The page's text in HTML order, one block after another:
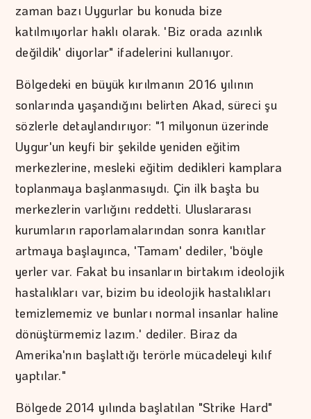
zaman bazı Uygurlar bu konuda bize
katılmıyorlar haklı olarak. 'Biz orada azınlık
değildik' diyorlar" ifadelerini kullanıyor.
Bölgedeki en büyük kırılmanın 2016 yılının
sonlarında yaşandığını belirten Akad, süreci şu
sözlerle detaylandırıyor: "1 milyonun üzerinde
Uygur'un keyfi bir şekilde yeniden eğitim
merkezlerine, mesleki eğitim dedikleri kamplara
toplanmaya başlanmasıydı. Çin ilk başta bu
merkezlerin varlığını reddetti. Uluslararası
kurumların raporlamalarından sonra kanıtlar
artmaya başlayınca, 'Tamam' dediler, 'böyle
yerler var. Fakat bu insanların birtakım ideolojik
hastalıkları var, bizim bu ideolojik hastalıkları
temizlememiz ve bunları normal insanlar haline
dönüştürmemiz lazım.' dediler. Biraz da
Amerika'nın başlattığı terörle mücadeleyi kılıf
yaptılar."
Bölgede 2014 yılında başlatılan "Strike Hard"